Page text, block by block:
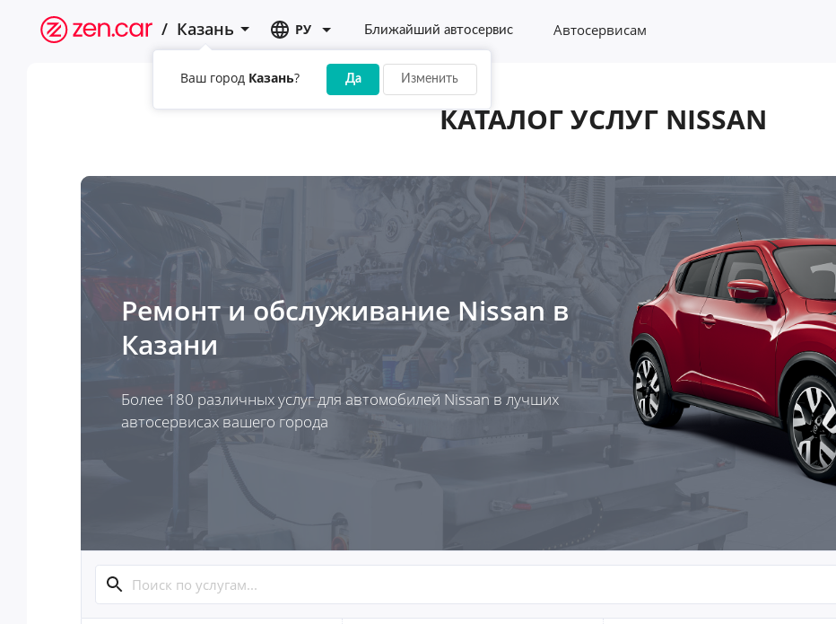
/ Казань
Ваш город Казань? Да Изменить
РУ Ближайший автосервис Автосервисам
КАТАЛОГ УСЛУГ NISSAN
Ремонт и обслуживание Nissan в
Казани
Более 180 различных услуг для автомобилей Nissan в лучших
автосервисах вашего города